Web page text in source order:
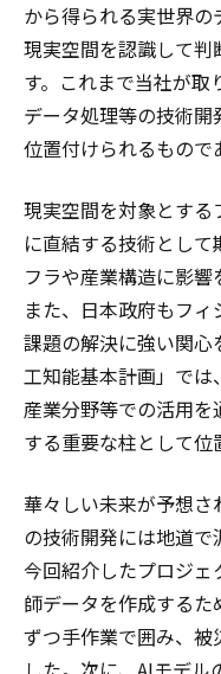
から得られる実世界の
現実空間を認識して判
す。これまで当社が
データ処理等の技術
位置付けられるもので
現実空間を対象とす
に直結する技術とし
フラや産業構造に影響
また、日本政府もフ
課題の解決に強い関心
工知能基本計画」では
産業分野等での活用
する重要な柱として位
華々しい未来が予想
の技術開発には地道で
今回紹介したプロジ
師データを作成する
ずつ手作業で囲み、被